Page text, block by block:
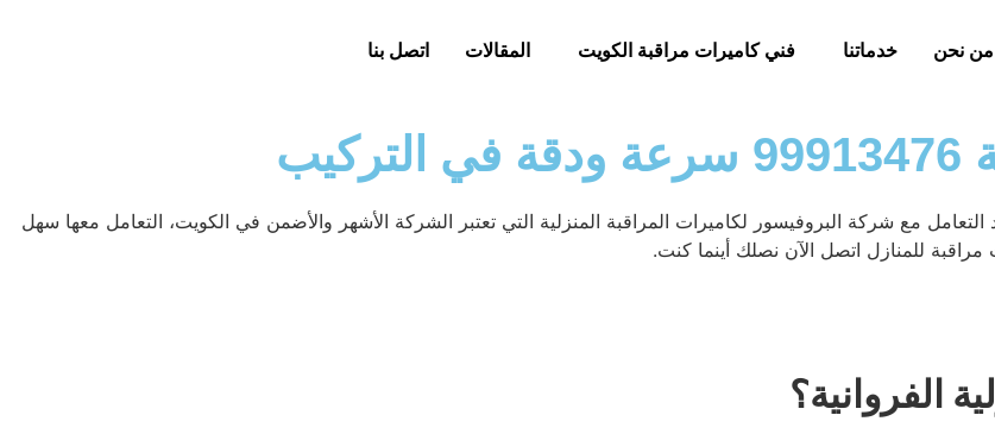
من نحن خدماتنا فني كاميرات مراقبة الكويت المقالات اتصل بنا
مع شركة البروفيسور لكاميرات المراقبة المنزلية التي تعتبر الشركة الأشهر والأضمن في الكويت، التعامل معها سهل
للمنازل اتصل الآن نصلك أينما كنت.
الفروانية؟